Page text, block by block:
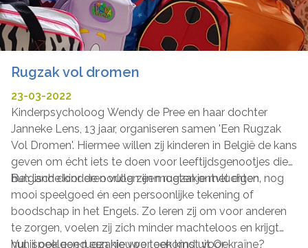
Rugzak vol dromen
23-03-2022
Kinderpsycholoog Wendy de Pree en haar dochter
Janneke Lens, 13 jaar, organiseren samen 'Een Rugzak
Vol Dromen'. Hiermee willen zij kinderen in België de kans
geven om écht iets te doen voor leeftijdsgenootjes die
hun land door de oorlog zijn moeten ontvluchten.
Belgische kinderen vullen een rugzakje met eigen, nog
mooi speelgoed én een persoonlijke tekening of
boodschap in het Engels. Zo leren zij om voor anderen
te zorgen, voelen zij zich minder machteloos en krijgt
hun speelgoed een nieuwe toekomst voor
Vul jij ook een rugzakje voor een kind uit Oekraïne?